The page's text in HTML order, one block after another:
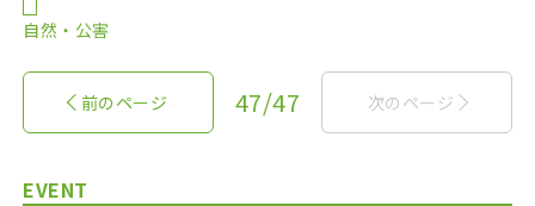
自然・公害
前のページ 47/47 次のページ
EVENT